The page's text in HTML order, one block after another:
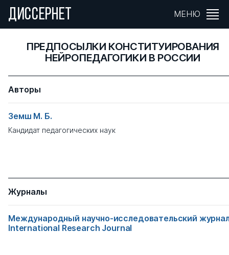
ДИССЕРНЕТ МЕНЮ
ПРЕДПОСЫЛКИ КОНСТИТУИРОВАНИЯ
НЕЙРОПЕДАГОГИКИ В РОССИИ
Авторы
Земш М. Б.
Кандидат педагогических наук
Журналы
Международный научно-исследовательский
International Research Journal